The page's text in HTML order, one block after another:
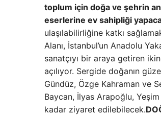
toplum için doğa ve şehrin
eserlerine ev sahipliği
ulaşılabilirliğine katkı
Alanı, İstanbul’un Anadolu
sanatçıyı bir araya getiren
açılıyor. Sergide doğanın
Gündüz, Özge Kahraman ve
Baycan, İlyas Arapoğlu,
kadar ziyaret edilebilecek.